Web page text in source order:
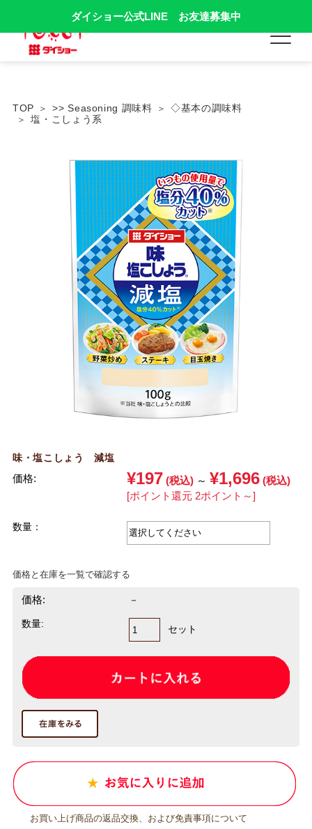
ダイショー公式LINE お友達募集中
TOP >> Seasoning 調味料
◇基本の調味料
塩・こしょう系
味・塩こしょう 減塩
価格: ¥197 (税込) ～ ¥1,696 (税込)
[ポイント還元 2ポイント～]
数量：
価格と在庫を一覧で確認する
価格: －
数量: セット
お買い上げ商品の返品交換、および免責事項について